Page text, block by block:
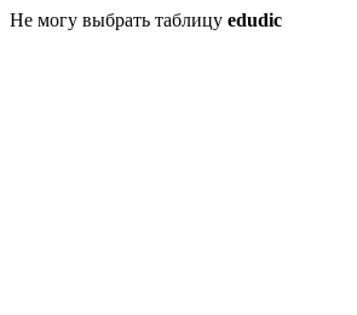
Не могу выбрать таблицу edudic